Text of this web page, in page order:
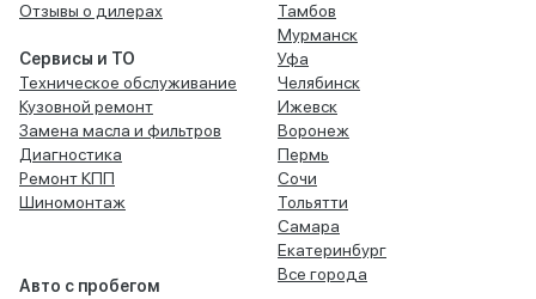
Отзывы о дилерах
Сервисы и ТО
Техническое обслуживание
Кузовной ремонт
Замена масла и фильтров
Диагностика
Ремонт КПП
Шиномонтаж
Авто с пробегом
Тамбов
Мурманск
Уфа
Челябинск
Ижевск
Воронеж
Пермь
Сочи
Тольятти
Самара
Екатеринбург
Все города